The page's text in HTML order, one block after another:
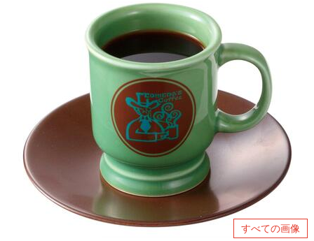
すべての画像